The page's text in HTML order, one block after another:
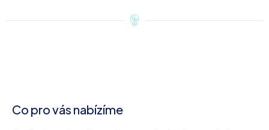
Co pro vás nabízíme